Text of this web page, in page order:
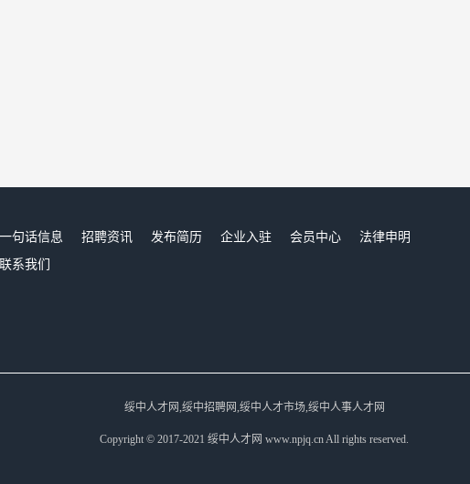
一句话信息 招聘资讯 发布简历 企业入驻 会员中心
法律申明
联系我们
绥中人才网,绥中招聘网,绥中人才市场,绥中人事人才网
Copyright © 2017-2021 绥中人才网 www.npjq.cn All rights reserved.